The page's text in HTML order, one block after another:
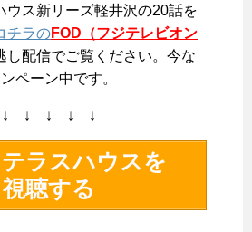
ウス新リーズ軽井沢の20話を
チラのFOD（フジテレビオン
し配信でご覧ください。今な
ペーン中です。
↓ ↓ ↓ ↓ ↓
ラスハウスを
視聴する